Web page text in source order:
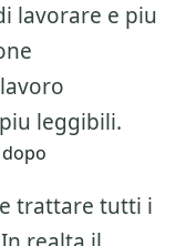
lavorare e piu
leggibili.
trattare tutti i